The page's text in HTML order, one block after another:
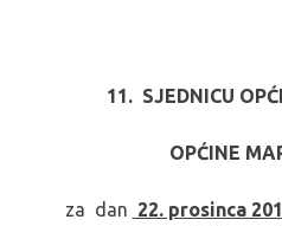
11. SJEDNICU
OPĆINE
za dan 22. prosinca